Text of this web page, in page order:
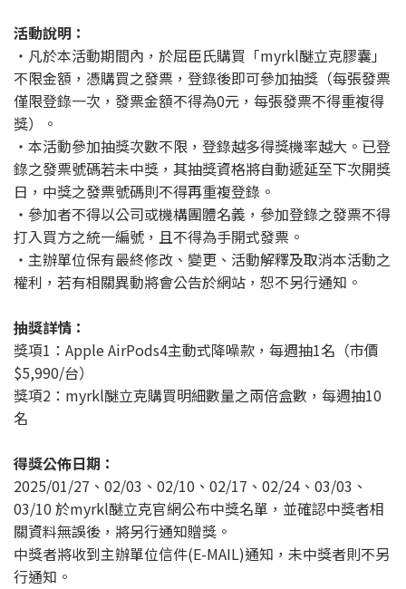
活動說明：
・凡於本活動期間內，於屈臣氏購買「myrkl醚立克膠囊」
不限金額，憑購買之發票，登錄後即可參加抽獎（每張發票
僅限登錄一次，發票金額不得為0元，每張發票不得重複得
獎）。
・本活動參加抽獎次數不限，登錄越多得獎機率越大。已登
錄之發票號碼若未中獎，其抽獎資格將自動遞延至下次開獎
日，中獎之發票號碼則不得再重複登錄。
・參加者不得以公司或機構團體名義，參加登錄之發票不得
打入買方之統一編號，且不得為手開式發票。
・主辦單位保有最終修改、變更、活動解釋及取消本活動之
權利，若有相關異動將會公告於網站，恕不另行通知。
抽獎詳情：
獎項1：Apple AirPods4主動式降噪款，每週抽1名（市價
$5,990/台）
獎項2：myrkl醚立克購買明細數量之兩倍盒數，每週抽10
名
得獎公佈日期：
2025/01/27、02/03、02/10、02/17、02/24、03/03、
03/10 於myrkl醚立克官網公布中獎名單，並確認中獎者相
關資料無誤後，將另行通知贈獎。
中獎者將收到主辦單位信件(E-MAIL)通知，未中獎者則不另
行通知。